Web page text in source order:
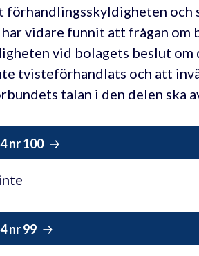
och
vidare funnit att frågan om
vid bolagets beslut
tvisteförhandlats och att
talan i den delen ska
nr 100
nr 99